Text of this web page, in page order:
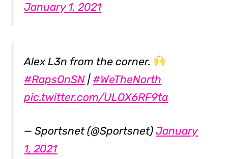
January 1, 2021
Alex L3n from the corner.
#RapsOnSN | #WeTheNorth
pic.twitter.com/ULOX6RF9ta
— Sportsnet (@Sportsnet)January
1, 2021